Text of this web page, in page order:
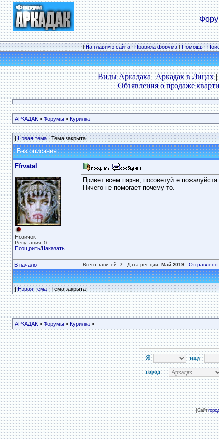
|На главную сайта|Правила форума|Помощь|
|Виды Аркадака|Аркадак в Лицах|
|Объявления о продаже
АРКАДАК» Форумы» Курилка
|Новая тема| Тема закрыта |
Без описания
Ffrvatal
Новичок
Репутация: 0
Поощрить/Наказать
Привет всем парни, посоветуйте
Ничего не помогает почему-то.
В начало Всего записей: 7Дата рег-ции: Май 2019 Отправлено:
|Новая тема| Тема закрыта |
АРКАДАК» Форумы» Курилка»
Я ищу
город
| Сайт